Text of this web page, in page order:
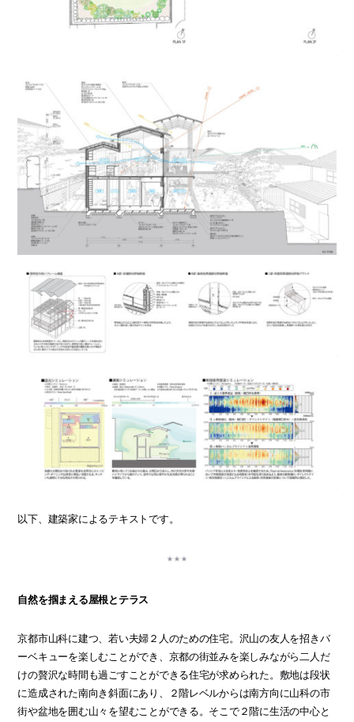
以下、建築家によるテキストです。
自然を掴まえる屋根とテラス
京都市山科に建つ、若い夫婦２人のための住宅。沢山の友人を招きバ
ーベキューを楽しむことができ、京都の街並みを楽しみながら二人だ
けの贅沢な時間も過ごすことができる住宅が求められた。敷地は段状
に造成された南向き斜面にあり、２階レベルからは南方向に山科の市
街や盆地を囲む山々を望むことができる。そこで２階に生活の中心と